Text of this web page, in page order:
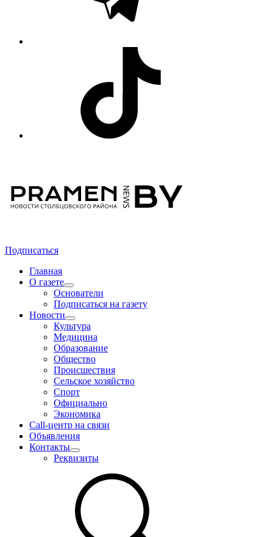
Подписаться
Главная
О газете
Основатели
Подписаться на газету
Новости
Культура
Медицина
Образование
Общество
Происшествия
Сельское хозяйство
Спорт
Официально
Экономика
Call-центр на связи
Объявления
Контакты
Реквизиты